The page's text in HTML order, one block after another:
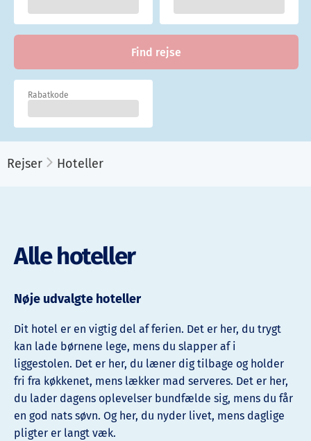
Rabatkode
Find rejse
Rejser Hoteller
Alle hoteller
Nøje udvalgte hoteller
Dit hotel er en vigtig del af ferien. Det er her, du trygt
kan lade børnene lege, mens du slapper af i
liggestolen. Det er her, du læner dig tilbage og holder
fri fra køkkenet, mens lækker mad serveres. Det er her,
du lader dagens oplevelser bundfælde sig, mens du får
en god nats søvn. Og her, du nyder livet, mens daglige
pligter er langt væk.